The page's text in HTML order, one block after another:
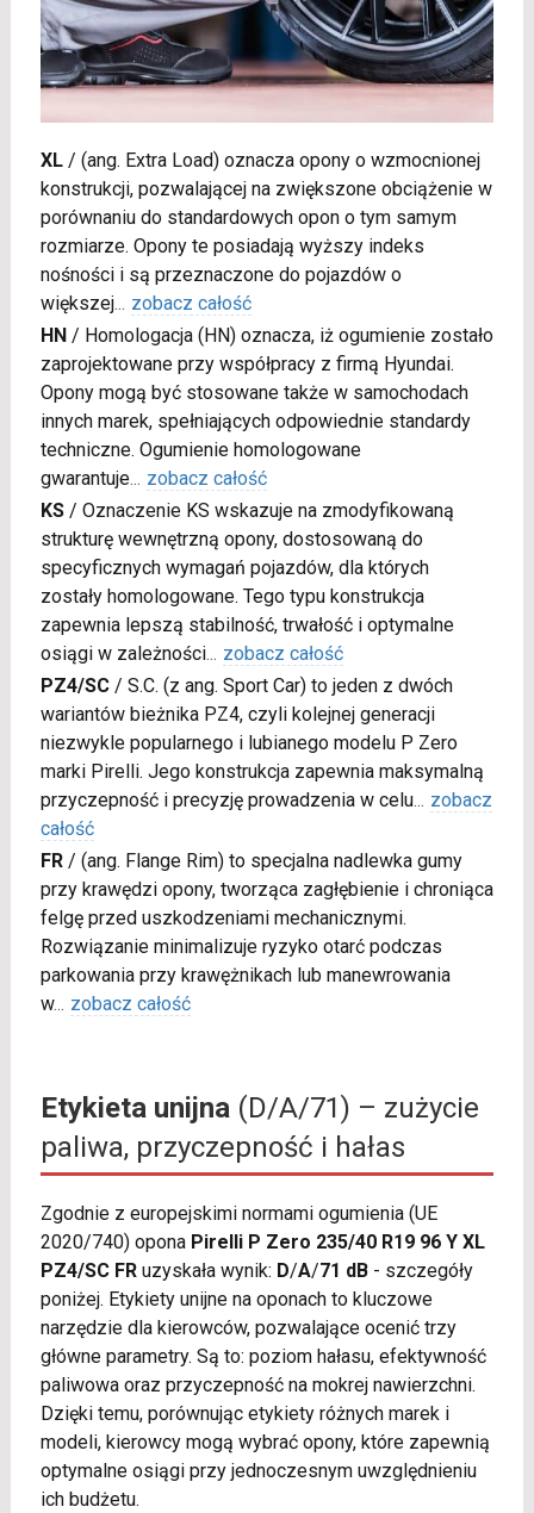
XL/ (ang. Extra Load) oznacza opony o wzmocnionej
konstrukcji, pozwalającej na zwiększone obciążenie w
porównaniu do standardowych opon o tym samym
rozmiarze. Opony te posiadają wyższy indeks
nośności i są przeznaczone do pojazdów o
większej... zobacz całość
HN / Homologacja (HN) oznacza, iż ogumienie zostało
zaprojektowane przy współpracy z firmą Hyundai.
Opony mogą być stosowane także w samochodach
innych marek, spełniających odpowiednie standardy
techniczne. Ogumienie homologowane
gwarantuje... zobacz całość
KS/ Oznaczenie KS wskazuje na zmodyfikowaną
strukturę wewnętrzną opony, dostosowaną do
specyficznych wymagań pojazdów, dla których
zostały homologowane. Tego typu konstrukcja
zapewnia lepszą stabilność, trwałość i optymalne
osiągi w zależności... zobacz całość
PZ4/SC/ S.C. (z ang. Sport Car) to jeden z dwóch
wariantów bieżnika PZ4, czyli kolejnej generacji
niezwykle popularnego i lubianego modelu P Zero
marki Pirelli. Jego konstrukcja zapewnia maksymalną
przyczepność i precyzję prowadzenia w celu... zobacz
całość
FR/ (ang. Flange Rim) to specjalna nadlewka gumy
przy krawędzi opony, tworząca zagłębienie i chroniąca
felgę przed uszkodzeniami mechanicznymi.
Rozwiązanie minimalizuje ryzyko otarć podczas
parkowania przy krawężnikach lub manewrowania
w... zobacz całość
Etykieta unijna(D/A/71) – zużycie
paliwa, przyczepność i hałas
Zgodnie z europejskimi normami ogumienia (UE
2020/740) opona Pirelli P Zero 235/40 R19 96 Y XL
PZ4/SC FRuzyskała wynik: D/A/71 dB- szczegóły
poniżej. Etykiety unijne na oponach to kluczowe
narzędzie dla kierowców, pozwalające ocenić trzy
główne parametry. Są to: poziom hałasu, efektywność
paliwowa oraz przyczepność na mokrej nawierzchni.
Dzięki temu, porównując etykiety różnych marek i
modeli, kierowcy mogą wybrać opony, które zapewnią
optymalne osiągi przy jednoczesnym uwzględnieniu
ich budżetu.